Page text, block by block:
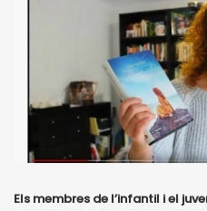
Els membres de l’infantil i el